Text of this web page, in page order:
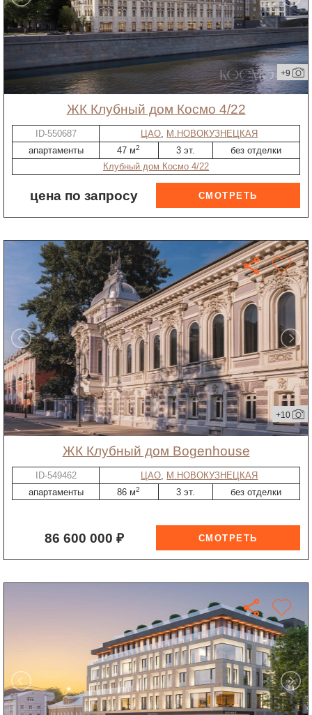
+9
ЖК Клубный дом Космо 4/22
ID-550687 ЦАО, М.НОВОКУЗНЕЦКАЯ
апартаменты
47 м2 3 эт.
без отделки
Клубный дом Космо 4/22
цена по запросу
+10
ЖК Клубный дом Bogenhouse
ID-549462 ЦАО, М.НОВОКУЗНЕЦКАЯ
апартаменты
86 м2 3 эт. без отделки
86 600 000 ₽